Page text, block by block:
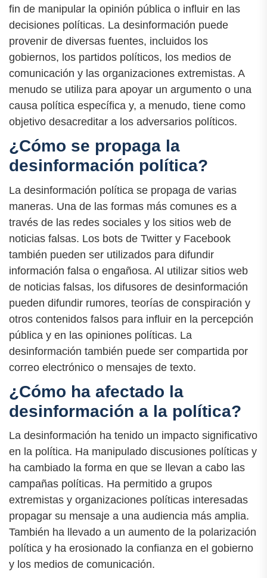
fin de manipular la opinión pública o influir en las
decisiones políticas. La desinformación puede
provenir de diversas fuentes, incluidos los
gobiernos, los partidos políticos, los medios de
comunicación y las organizaciones extremistas. A
menudo se utiliza para apoyar un argumento o una
causa política específica y, a menudo, tiene como
objetivo desacreditar a los adversarios políticos.
¿Cómo se propaga la
desinformación política?
La desinformación política se propaga de varias
maneras. Una de las formas más comunes es a
través de las redes sociales y los sitios web de
noticias falsas. Los bots de Twitter y Facebook
también pueden ser utilizados para difundir
información falsa o engañosa. Al utilizar sitios web
de noticias falsas, los difusores de desinformación
pueden difundir rumores, teorías de conspiración y
otros contenidos falsos para influir en la percepción
pública y en las opiniones políticas. La
desinformación también puede ser compartida por
correo electrónico o mensajes de texto.
¿Cómo ha afectado la
desinformación a la política?
La desinformación ha tenido un impacto significativo
en la política. Ha manipulado discusiones políticas y
ha cambiado la forma en que se llevan a cabo las
campañas políticas. Ha permitido a grupos
extremistas y organizaciones políticas interesadas
propagar su mensaje a una audiencia más amplia.
También ha llevado a un aumento de la polarización
política y ha erosionado la confianza en el gobierno
y los medios de comunicación.